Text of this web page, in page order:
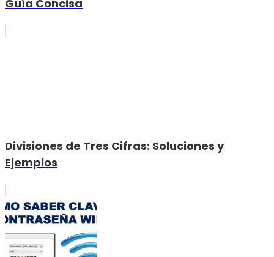
Guía Concisa
Divisiones de Tres Cifras: Soluciones y
Ejemplos